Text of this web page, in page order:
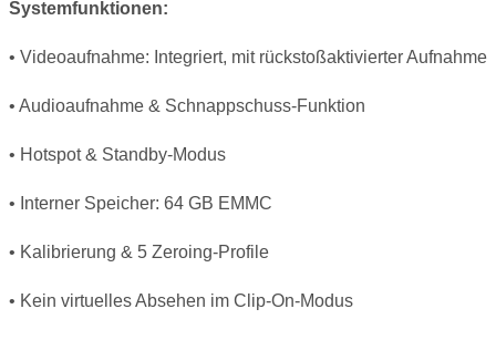
Systemfunktionen:
• Videoaufnahme: Integriert, mit rückstoßaktivierter Aufnahme
• Audioaufnahme & Schnappschuss-Funktion
• Hotspot & Standby-Modus
• Interner Speicher: 64 GB EMMC
• Kalibrierung & 5 Zeroing-Profile
• Kein virtuelles Absehen im Clip-On-Modus